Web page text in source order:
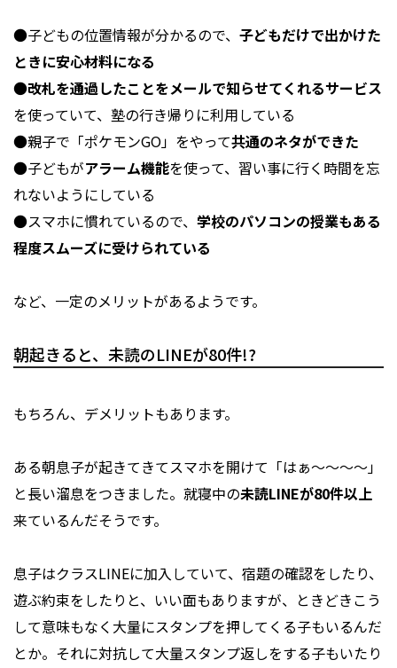
●子どもの位置情報が分かるので、 子どもだけで出かけた
ときに安心材料になる
●改札を通過したことをメールで知らせてくれるサービス
を使っていて、塾の行き帰りに利用している
●親子で「ポケモンGO」をやって共通のネタができた
●子どもがアラーム機能を使って、習い事に行く時間を忘
れないようにしている
●スマホに慣れているので、 学校のパソコンの授業もある
程度スムーズに受けられている
など、一定のメリットがあるようです。
朝起きると、未読のLINEが80件!?
もちろん、デメリットもあります。
ある朝息子が起きてきてスマホを開けて「はぁ～～～～」
と長い溜息をつきました。就寝中の未読LINEが80件以上
来ているんだそうです。
息子はクラスLINEに加入していて、宿題の確認をしたり、
遊ぶ約束をしたりと、いい面もありますが、ときどきこう
して意味もなく大量にスタンプを押してくる子もいるんだ
とか。それに対抗して大量スタンプ返しをする子もいたり